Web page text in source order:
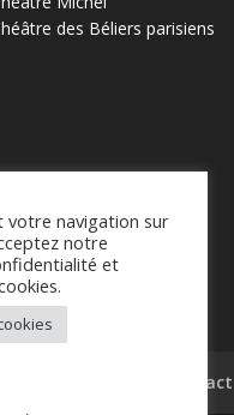
des Béliers parisiens
Contact
votre navigation sur
notre
et
.